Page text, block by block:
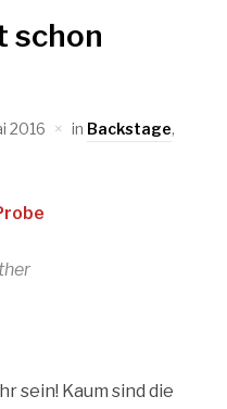
schon
2016 in Backstage,
sein! Kaum sind die